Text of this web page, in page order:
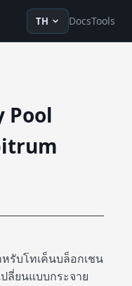
enru fr ko detrzh-Hans
TH DocsTools
Pool
รับโทเค็นบล็อกเชน
ลี่ยนแบบกระจาย